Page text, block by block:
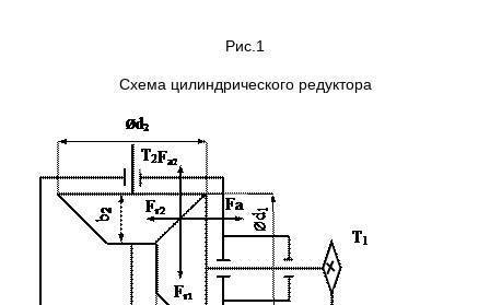
Рис.1
Схема цилиндрического редуктора